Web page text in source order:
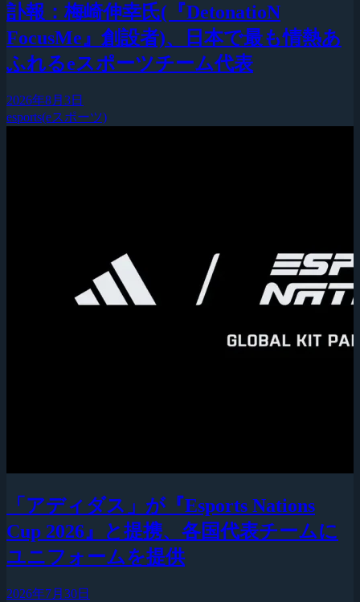
訃報：梅崎伸幸氏(『DetonatioN
FocusMe』創設者)、日本で最も情熱あ
ふれるeスポーツチーム代表
2026年8月3日
esports(eスポーツ)
「アディダス」が『Esports Nations
Cup 2026』と提携、各国代表チームに
ユニフォームを提供
2026年7月30日